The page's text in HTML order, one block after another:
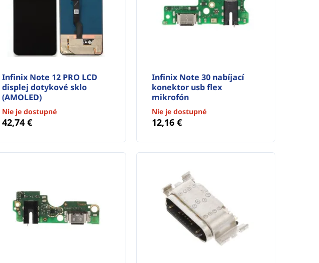
Infinix Note 12 PRO LCD
displej dotykové sklo
(AMOLED)
Nie je dostupné
42,74 €
Infinix Note 30 nabíjací
konektor usb flex
mikrofón
Nie je dostupné
12,16 €